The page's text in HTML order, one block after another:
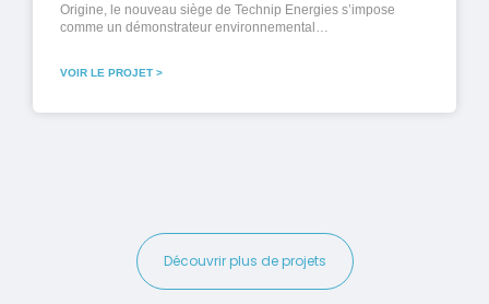
Origine, le nouveau siège de Technip Energies s’impose
comme un démonstrateur environnemental…
VOIR LE PROJET >
Découvrir plus de projets